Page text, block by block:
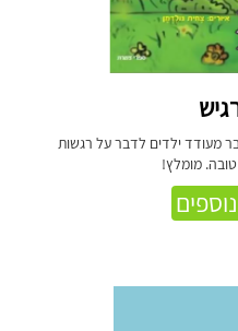
מעודד ילדים לדבר על רגשות
מומלץ!